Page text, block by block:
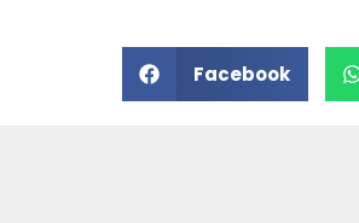
Facebook